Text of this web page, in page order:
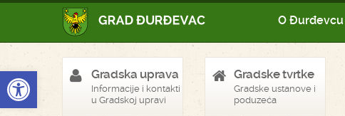
Open toolbar
O Đurđevcu
Gradska uprava
Informacije i kontakti
u Gradskoj upravi
Gradske tvrtke
Gradske ustanove i
poduzeća